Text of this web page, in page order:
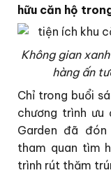
hữu căn hộ
Không gian
hàng ấn
Chỉ trong buổi
chương trình
Garden đã
tham quan tìm
trình rút thăm